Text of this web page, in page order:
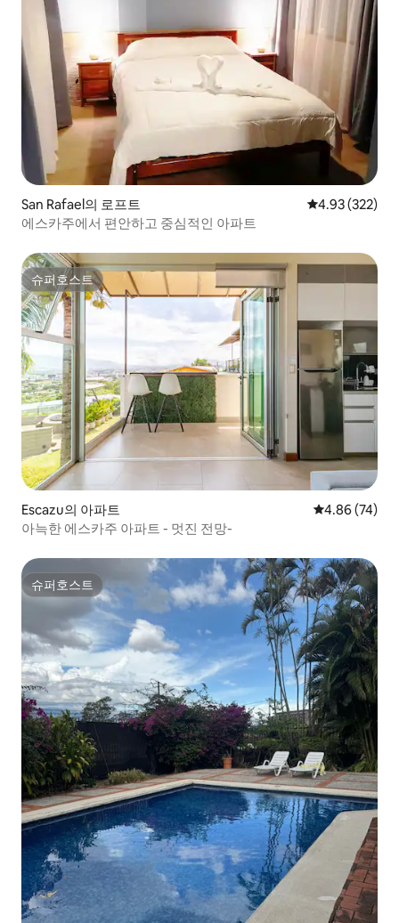
San Rafael의 로프트 평점 4.93점(5
4.93 (322)
에스카주에서 편안하고 중심적인 아파트
슈퍼호스트
슈퍼호스트
Escazu의 아파트 평점 4.86점(5
4.86 (74)
아늑한 에스카주 아파트 - 멋진 전망-
슈퍼호스트
슈퍼호스트